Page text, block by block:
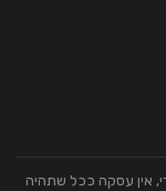
מאחורי, אין עסקה ככל שתהיה